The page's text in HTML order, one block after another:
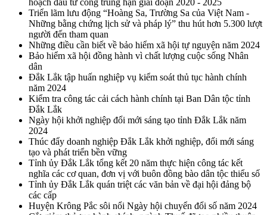
hoạch đầu tư công trung hạn giai đoạn 2020 - 2025
Triển lãm lưu động “Hoàng Sa, Trường Sa của Việt Nam -
Những bằng chứng lịch sử và pháp lý” thu hút hơn 5.300 lượt
người đến tham quan
Những điều cần biết về bảo hiểm xã hội tự nguyện năm 2024
Bảo hiểm xã hội đồng hành vì chất lượng cuộc sống Nhân
dân
Đắk Lắk tập huấn nghiệp vụ kiểm soát thủ tục hành chính
năm 2024
Kiểm tra công tác cải cách hành chính tại Ban Dân tộc tỉnh
Đắk Lắk
Ngày hội khởi nghiệp đổi mới sáng tạo tỉnh Đắk Lắk năm
2024
Thúc đẩy doanh nghiệp Đắk Lắk khởi nghiệp, đổi mới sáng
tạo và phát triển bền vững
Tỉnh ủy Đắk Lắk tổng kết 20 năm thực hiện công tác kết
nghĩa các cơ quan, đơn vị với buôn đồng bào dân tộc thiểu số
Tỉnh ủy Đắk Lắk quán triệt các văn bản về đại hội đảng bộ
các cấp
Huyện Krông Pắc sôi nổi Ngày hội chuyển đổi số năm 2024